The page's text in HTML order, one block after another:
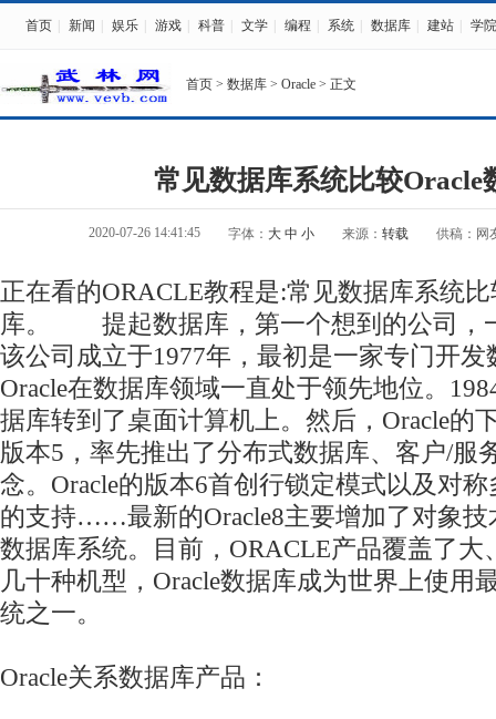
首页 新闻 娱乐 游戏 科普 文学 编程 系统 数据库 建站 学院
首页 > 数据库 > Oracle > 正文
常见数据库系统比较Oracle
2020-07-26 14:41:45 字体： 大 中 小 来源： 转载 供稿：网
正在看的ORACLE教程是:常见数据库系统比
库。 提起数据库，第一个想到的公司，
该公司成立于1977年，最初是一家专门开发
Oracle在数据库领域一直处于领先地位。
据库转到了桌面计算机上。然后，Oracle的
版本5，率先推出了分布式数据库、客户/服
念。Oracle的版本6首创行锁定模式以及对
的支持……最新的Oracle8主要增加了对象技
数据库系统。目前，ORACLE产品覆盖了大
几十种机型，Oracle数据库成为世界上使用
统之一。
Oracle关系数据库产品：